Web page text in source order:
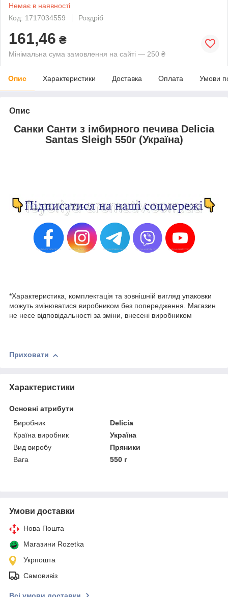
Немає в наявності
Код: 1717034559
Роздріб
161,46 ₴
Мінімальна сума замовлення на сайті — 250 ₴
Опис Характеристики Доставка Оплата Умови
Опис
Санки Санти з імбирного печива Delicia
Santas Sleigh 550г (Україна)
*Характеристика, комплектація та зовнішній вигляд упаковки
можуть змінюватися виробником без попередження. Магазин
не несе відповідальності за зміни, внесені виробником
Приховати
Характеристики
Основні атрибути
Виробник
Delicia
Країна виробник
Україна
Вид виробу
Пряники
Вага
550 г
Умови доставки
Нова Пошта
Магазини Rozetka
Укрпошта
Самовивіз